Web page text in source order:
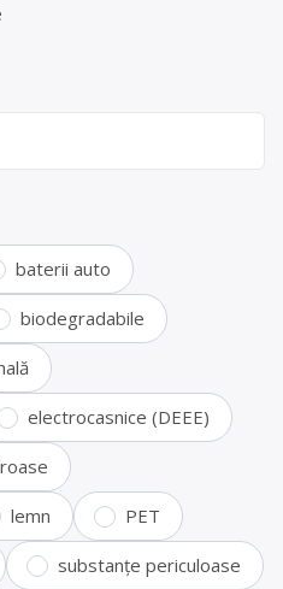
baterii auto
biodegradabile
electrocasnice (DEEE)
lemn PET
substanțe periculoase